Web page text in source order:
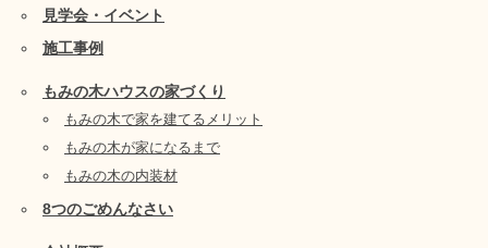
見学会・イベント
施工事例
もみの木ハウスの家づくり
もみの木で家を建てるメリット
もみの木が家になるまで
もみの木の内装材
8つのごめんなさい